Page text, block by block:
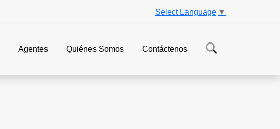
Select Language ▼
Agentes Quiénes Somos Contáctenos